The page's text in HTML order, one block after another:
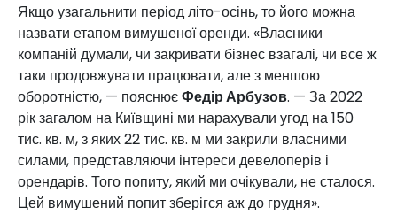
Якщо узагальнити період літо-осінь, то його можна
назвати етапом вимушеної оренди. «Власники
компаній думали, чи закривати бізнес взагалі, чи все ж
таки продовжувати працювати, але з меншою
оборотністю, — пояснюєФедір Арбузов. — За 2022
рік загалом на Київщині ми нарахували угод на 150
тис. кв. м, з яких 22 тис. кв. м ми закрили власними
силами, представляючи інтереси девелоперів і
орендарів. Того попиту, який ми очікували, не сталося.
Цей вимушений попит зберігся аж до грудня».